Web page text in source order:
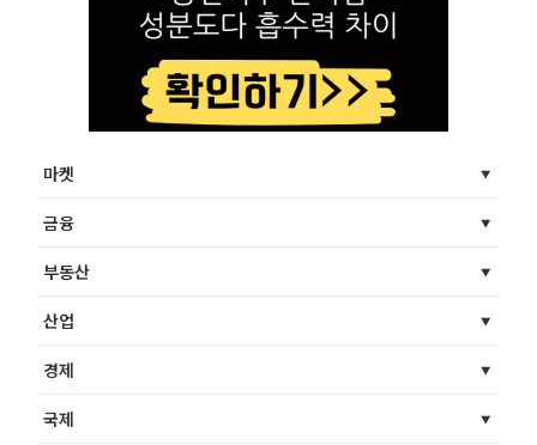
마켓
금융
부동산
산업
경제
국제